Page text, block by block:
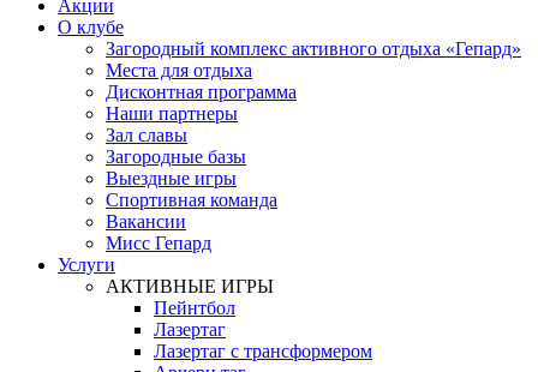
Акции
О клубе
Загородный комплекс активного отдыха «Гепард»
Места для отдыха
Дисконтная программа
Наши партнеры
Зал славы
Загородные базы
Выездные игры
Спортивная команда
Вакансии
Мисс Гепард
Услуги
АКТИВНЫЕ ИГРЫ
Пейнтбол
Лазертаг
Лазертаг с трансформером